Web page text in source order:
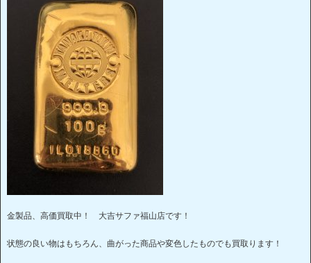
金製品、高価買取中！ 大吉サファ福山店です！
状態の良い物はもちろん、曲がった商品や変色したものでも買取ります！